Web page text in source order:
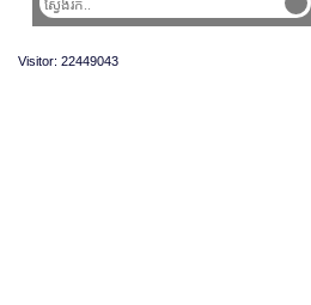
Visitor: 22449043